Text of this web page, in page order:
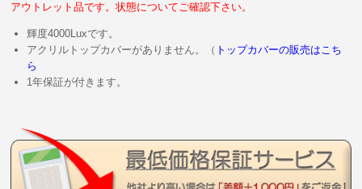
アウトレット品です。状態についてご確認下さい。
輝度4000Luxです。
アクリルトップカバーがありません。（ トップカバーの販売はこち
ら
1年保証が付きます。